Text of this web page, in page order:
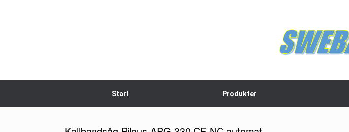
Start Produkter